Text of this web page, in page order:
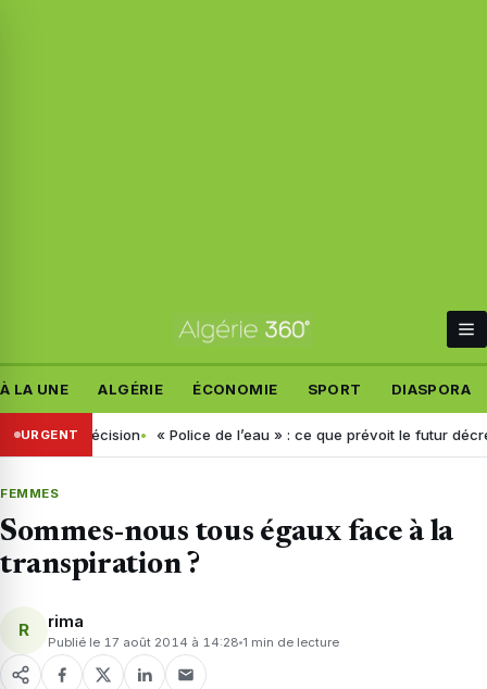
À LA UNE ALGÉRIE ÉCONOMIE SPORT DIASPORA
URGENTdécision « Police de l’eau » : ce que prévoit le futur décret
FEMMES
Sommes-nous tous égaux face à la
transpiration ?
R rima
Publié le 17 août 2014 à 14:28 1 min de lecture